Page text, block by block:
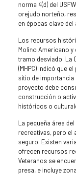
norma 4(d) del
orejudo norteño,
en épocas clave del
Los recursos
Molino Americano
tramo desviado. La
(MHPC) indicó que
sitio de
proyecto debe
construcción o
históricos o
La pequeña área
recreativas, pero el
seguro. Existen
ofrecen recursos
Veteranos se
presa, e incluye